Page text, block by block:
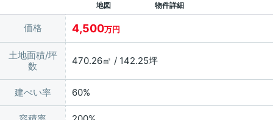
地図 物件詳細
価格 4,500万円
土地面積/坪
数
470.26㎡ / 142.25坪
建ぺい率 60%